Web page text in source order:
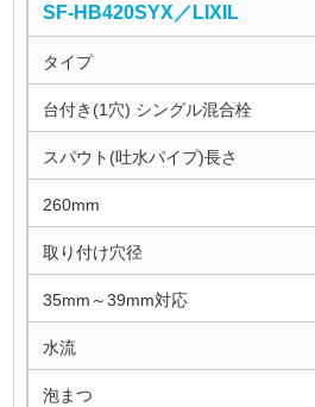
SF-HB420SYX／LIXIL
タイプ
台付き(1穴) シングル混合栓
スパウト(吐水パイプ)長さ
260mm
取り付け穴径
35mm～39mm対応
水流
泡まつ